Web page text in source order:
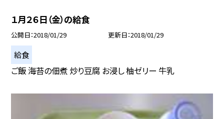
１月２６日（金）の給食
公開日 2018/01/29 更新日 2018/01/29
給食
ご飯 海苔の佃煮 炒り豆腐 お浸し 柚ゼリー 牛乳